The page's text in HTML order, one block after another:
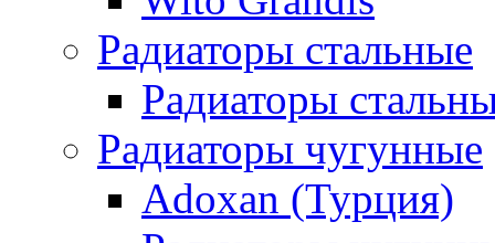
Радиаторы стальные
Радиаторы
Радиаторы чугунные
Adoxan (Турция)